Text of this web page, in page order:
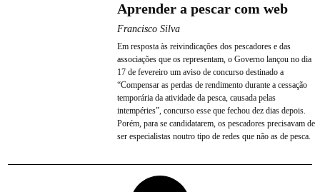
Aprender a pescar com web
Francisco Silva
Em resposta às reivindicações dos pescadores e das
associações que os representam, o Governo lançou no dia
17 de fevereiro um aviso de concurso destinado a
“Compensar as perdas de rendimento durante a cessação
temporária da atividade da pesca, causada pelas
intempéries”, concurso esse que fechou dez dias depois.
Porém, para se candidatarem, os pescadores precisavam de
ser especialistas noutro tipo de redes que não as de pesca.